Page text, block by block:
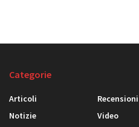
Categorie
Articoli
Notizie
Recensioni
Video